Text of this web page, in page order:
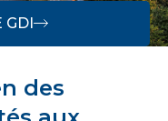
GDI
des